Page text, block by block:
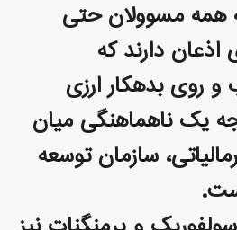
مسوولان حتی
دارند که
و روی بدهکار ارزی
یک ناهماهنگی میان
سازمان توسعه